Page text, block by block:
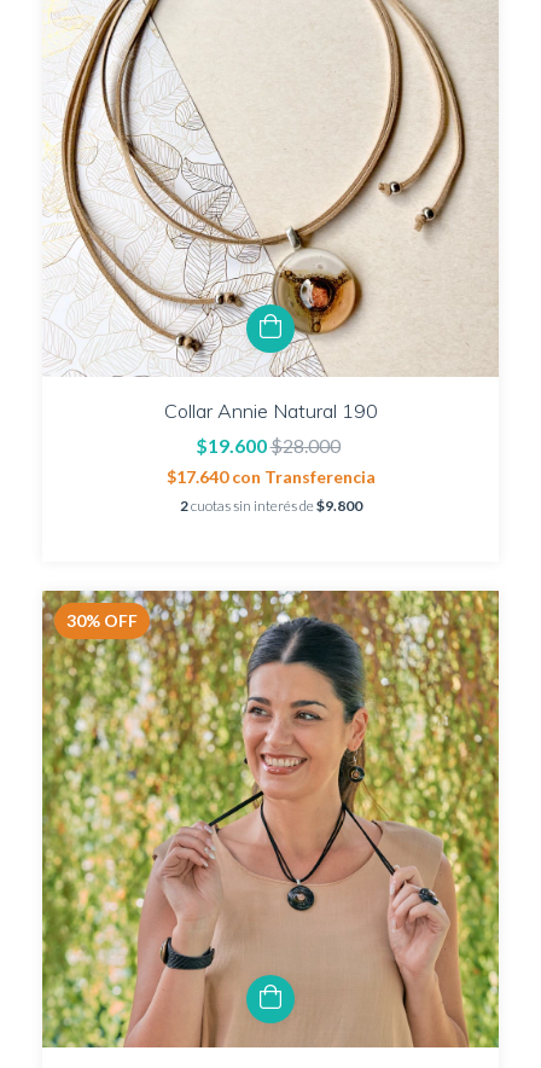
Collar Annie Natural 190
$19.600$28.000
$17.640con Transferencia
2cuotas sin interés de$9.800
30% OFF